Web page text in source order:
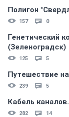
Полигон
157 0
Генетический
(Зеленоградск)
125 5
Путешествие
239 5
Кабель
282 14